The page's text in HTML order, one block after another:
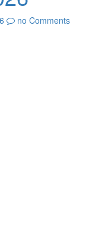
no Comments